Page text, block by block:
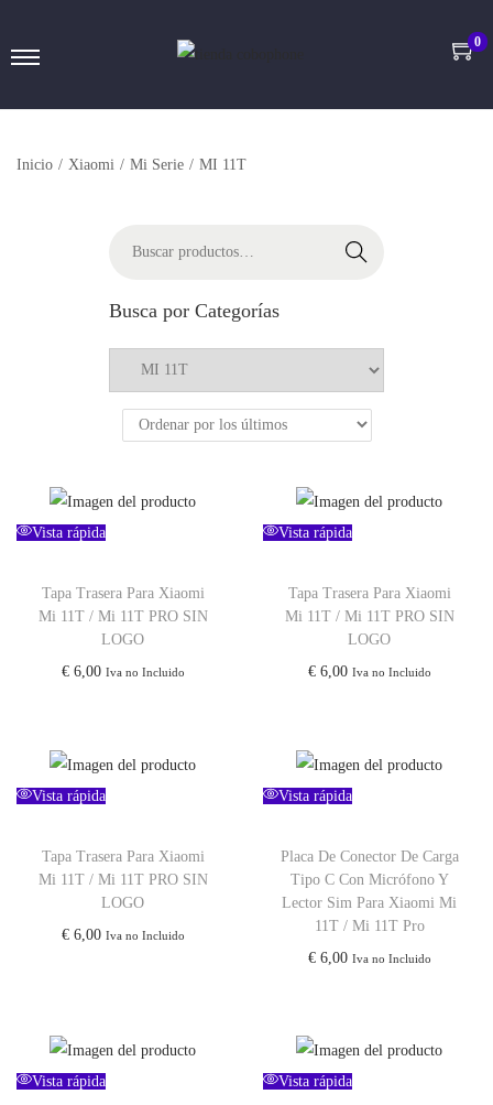
0
Inicio / Xiaomi / Mi Serie / MI 11T
Buscar
Busca por Categorías
Vista rápida
Tapa Trasera Para Xiaomi
Mi 11T / Mi 11T PRO SIN
LOGO
€6,00 Iva no Incluido
Vista rápida
Tapa Trasera Para Xiaomi
Mi 11T / Mi 11T PRO SIN
LOGO
€6,00 Iva no Incluido
Vista rápida
Tapa Trasera Para Xiaomi
Mi 11T / Mi 11T PRO SIN
LOGO
€6,00 Iva no Incluido
Vista rápida
Placa De Conector De Carga
Tipo C Con Micrófono Y
Lector Sim Para Xiaomi Mi
11T / Mi 11T Pro
€6,00 Iva no Incluido
Vista rápida Vista rápida